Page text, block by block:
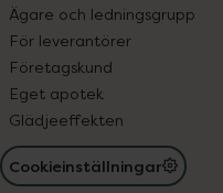
Ägare och ledningsgrupp
För leverantörer
Företagskund
Eget apotek
Glädjeeffekten
Cookieinställningar